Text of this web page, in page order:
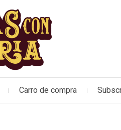
Carro de compra